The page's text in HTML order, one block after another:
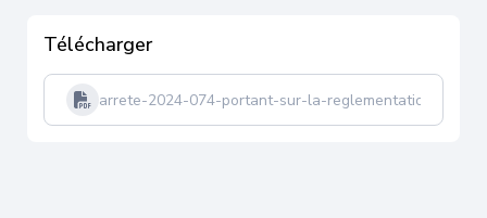
Télécharger
arrete-2024-074-portant-sur-la-reglementation-de-